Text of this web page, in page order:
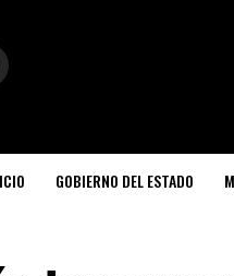
GOBIERNO DEL ESTADO